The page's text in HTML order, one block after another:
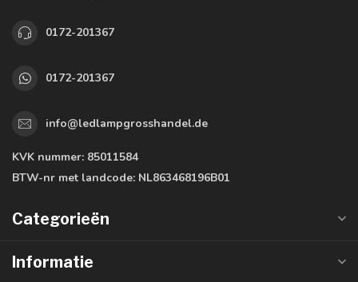
0172-201367
0172-201367
info@ledlampgrosshandel.de
KVK nummer: 85011584
BTW-nr met landcode: NL863468196B01
Categorieën
Informatie